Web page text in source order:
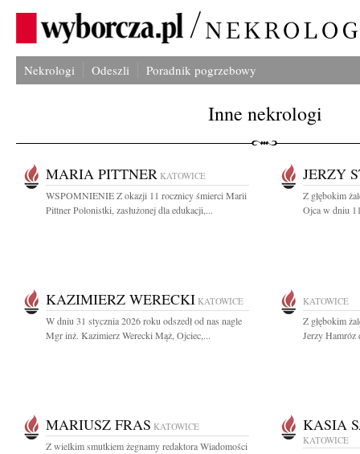
Nekrologi Odeszli Poradnik pogrzebowy
Inne nekrologi
MARIA PITTNER KATOWICE
WSPOMNIENIE Z okazji 11 rocznicy śmierci Marii
Pittner Polonistki, zasłużonej dla edukacji,...
JERZY
Z głębokim
Ojca w dniu
KAZIMIERZ WERECKI KATOWICE
W dniu 31 stycznia 2026 roku odszedł od nas nagle
Mgr inż. Kazimierz Werecki Mąż, Ojciec,...
KATOWICE
Z głębokim
Jerzy Hamróz
MARIUSZ FRAS KATOWICE
Z wielkim smutkiem żegnamy redaktora Wiadomości
KASIA
KATOWICE